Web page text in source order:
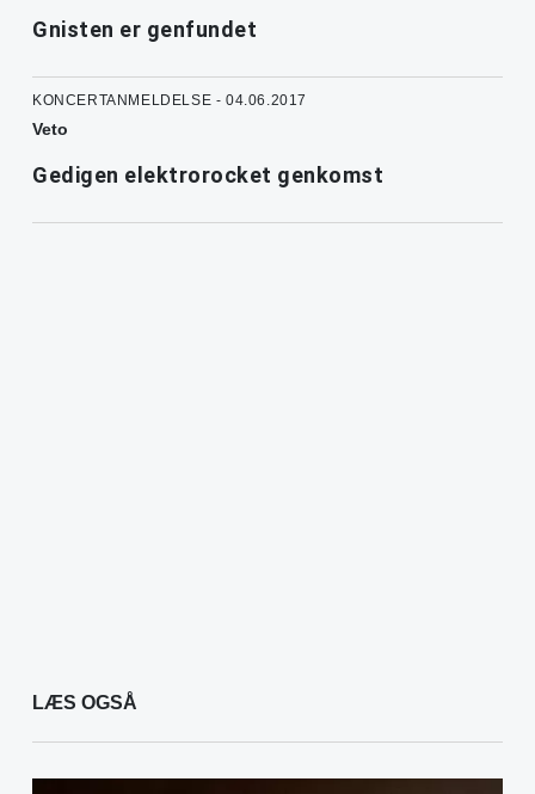
Gnisten er genfundet
KONCERTANMELDELSE - 04.06.2017
Veto
Gedigen elektrorocket genkomst
LÆS OGSÅ